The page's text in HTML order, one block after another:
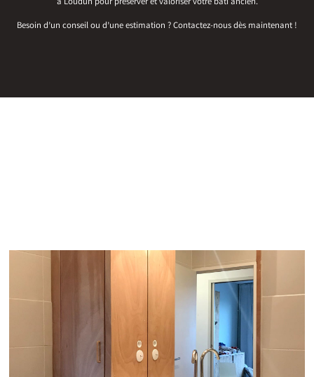
à Loudun pour préserver et valoriser votre bâti ancien.
Besoin d’un conseil ou d’une estimation ? Contactez-nous dès maintenant !